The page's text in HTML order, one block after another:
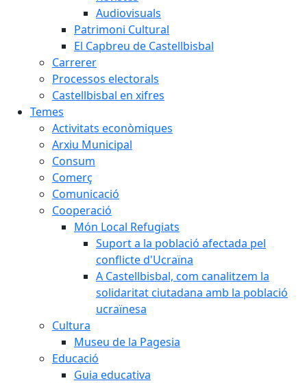
Audiovisuals
Patrimoni Cultural
El Capbreu de Castellbisbal
Carrerer
Processos electorals
Castellbisbal en xifres
Temes
Activitats econòmiques
Arxiu Municipal
Consum
Comerç
Comunicació
Cooperació
Món Local Refugiats
Suport a la població afectada pel
conflicte d'Ucraïna
A Castellbisbal, com canalitzem la
solidaritat ciutadana amb la població
ucraïnesa
Cultura
Museu de la Pagesia
Educació
Guia educativa